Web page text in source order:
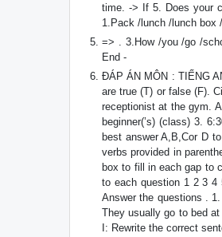
time. -> If 5. Does your
1.Pack /lunch /lunch box
=> . 3.How /you /go /
End -
ĐÁP ÁN MÔN : TIẾNG
are true (T) or false (F).
receptionist at the gym.
beginner(’s) (class) 3.
best answer A,B,Cor D
verbs provided in
box to fill in each gap to
to each question 1 2 3
Answer the questions .
They usually go to bed
I: Rewrite the correct